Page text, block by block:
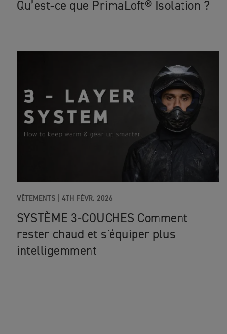
Qu’est-ce que PrimaLoft® Isolation ?
VÊTEMENTS 4TH FÉVR. 2026
SYSTÈME 3-COUCHES Comment
rester chaud et s'équiper plus
intelligemment